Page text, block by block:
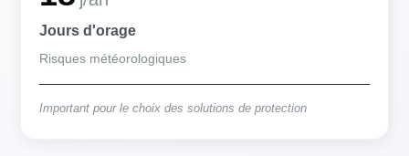
Jours d'orage
Risques météorologiques
Important pour le choix des solutions de protection